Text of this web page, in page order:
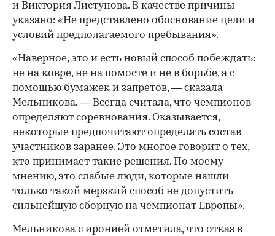
и Виктория Листунова. В качестве причины
указано: «Не представлено обоснование цели и
условий предполагаемого пребывания».
«Наверное, это и есть новый способ побеждать:
не на ковре, не на помосте и не в борьбе, а с
помощью бумажек и запретов, — сказала
Мельникова. — Всегда считала, что чемпионов
определяют соревнования. Оказывается,
некоторые предпочитают определять состав
участников заранее. Это многое говорит о тех,
кто принимает такие решения. По моему
мнению, это слабые люди, которые нашли
только такой мерзкий способ не допустить
сильнейшую сборную на чемпионат Европы».
Мельникова с иронией отметила, что отказ в